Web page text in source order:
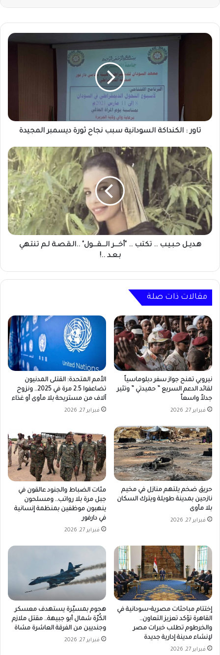
تاور
المجيدة
تاور : الكنداكة السودانية سبب نجاح ثورة ديسمبر المجيدة
هـديــل
حـبـيـب
تكتب
..
"أخــــر
الــــقــــول"
..الـقـصـة
لـم
تنتـهيهـديــل حـبـيـب .. تكتب .. "أخــــر الــــقــــول" ..الـقـصـة لـم تنتـهي
بـعـد ..!
مقالات ذات صلة
نيروبي تمنح جواز سفر دبلوماسياً
لقائد الدعم السريع ” حميدتي ” وتثير
جدلاً واسعاً
فبراير 27, 2026
الأمم المتحدة: القتلى المدنيون
تضاعفوا 2.5 مرة في 2025.. ونزوح
آلاف من مستريحة بلا مأوى أو غذاء
فبراير 27, 2026
حريق ضخم يلتهم منازل في مخيم
نازحين بمدينة طويلة ويترك السكان
بلا مأوى
فبراير 27, 2026
مئات الضباط والجنود عالقون في
جبل مرة بلا رواتب.. ومسلحون
ينهبون موظفين بمنظمة إنسانية
في دارفور
فبراير 27, 2026
إختتام مباحثات مصرية–سودانية في
القاهرة تؤكد تعزيز التعاون..
والخرطوم تطلب خبرات مصر
لإنشاء مدينة إدارية جديدة
فبراير 27, 2026
هجوم بمسيّرة يستهدف معسكر
الكُرّة شمال أبو جبيهة.. مقتل ملازم
وجنديين من الفرقة العاشرة مشاة
فبراير 27, 2026